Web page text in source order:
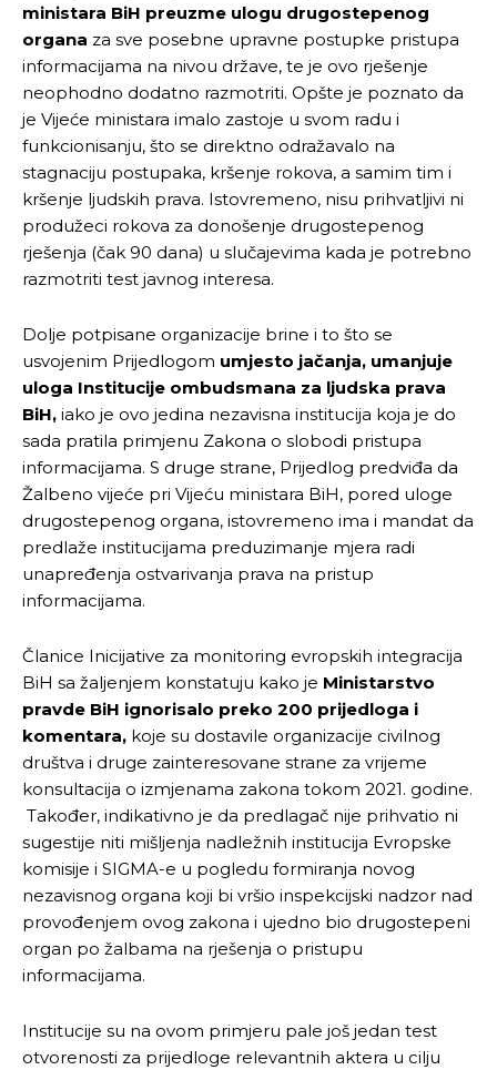
ministara BiH preuzme ulogu drugostepenog
organa za sve posebne upravne postupke pristupa
informacijama na nivou države, te je ovo rješenje
neophodno dodatno razmotriti. Opšte je poznato da
je Vijeće ministara imalo zastoje u svom radu i
funkcionisanju, što se direktno odražavalo na
stagnaciju postupaka, kršenje rokova, a samim tim i
kršenje ljudskih prava. Istovremeno, nisu prihvatljivi ni
produžeci rokova za donošenje drugostepenog
rješenja (čak 90 dana) u slučajevima kada je potrebno
razmotriti test javnog interesa.
Dolje potpisane organizacije brine i to što se
usvojenim Prijedlogom umjesto jačanja, umanjuje
uloga Institucije ombudsmana za ljudska prava
BiH, iako je ovo jedina nezavisna institucija koja je do
sada pratila primjenu Zakona o slobodi pristupa
informacijama. S druge strane, Prijedlog predviđa da
Žalbeno vijeće pri Vijeću ministara BiH, pored uloge
drugostepenog organa, istovremeno ima i mandat da
predlaže institucijama preduzimanje mjera radi
unapređenja ostvarivanja prava na pristup
informacijama.
Članice Inicijative za monitoring evropskih integracija
BiH sa žaljenjem konstatuju kako je Ministarstvo
pravde BiH ignorisalo preko 200 prijedloga i
komentara, koje su dostavile organizacije civilnog
društva i druge zainteresovane strane za vrijeme
konsultacija o izmjenama zakona tokom 2021. godine.
Također, indikativno je da predlagač nije prihvatio ni
sugestije niti mišljenja nadležnih institucija Evropske
komisije i SIGMA-e u pogledu formiranja novog
nezavisnog organa koji bi vršio inspekcijski nadzor nad
provođenjem ovog zakona i ujedno bio drugostepeni
organ po žalbama na rješenja o pristupu
informacijama.
Institucije su na ovom primjeru pale još jedan test
otvorenosti za prijedloge relevantnih aktera u cilju